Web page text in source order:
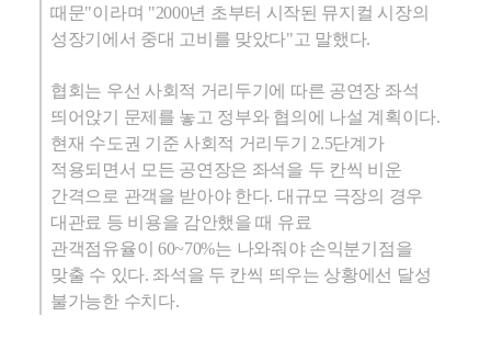
때문"이라며 "2000년 초부터 시작된 뮤지컬 시장의
성장기에서 중대 고비를 맞았다"고 말했다.
협회는 우선 사회적 거리두기에 따른 공연장 좌석
띄어앉기 문제를 놓고 정부와 협의에 나설 계획이다.
현재 수도권 기준 사회적 거리두기 2.5단계가
적용되면서 모든 공연장은 좌석을 두 칸씩 비운
간격으로 관객을 받아야 한다. 대규모 극장의 경우
대관료 등 비용을 감안했을 때 유료
관객점유율이 60~70%는 나와줘야 손익분기점을
맞출 수 있다. 좌석을 두 칸씩 띄우는 상황에선 달성
불가능한 수치다.